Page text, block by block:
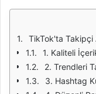
TikTok'ta Takipçi
1. Kaliteli
2. Trendleri
3. Hashtag